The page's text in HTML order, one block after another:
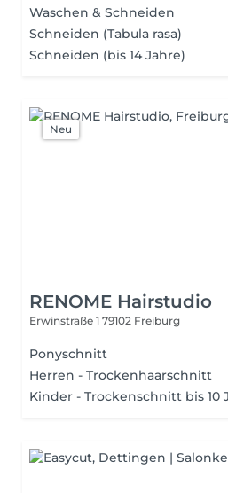
Waschen & Schneiden
Schneiden (Tabula rasa)
Schneiden (bis 14 Jahre)
Neu
RENOME Hairstudio
Erwinstraße 1 79102 Freiburg
Ponyschnitt
Herren - Trockenhaarschnitt
Kinder - Trockenschnitt bis 10